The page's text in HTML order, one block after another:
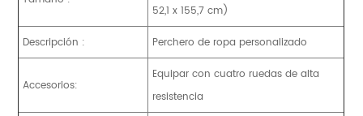
52,1 x 155,7 cm)
Descripción :
Perchero de ropa personalizado
Accesorios:
Equipar con cuatro ruedas de alta
resistencia